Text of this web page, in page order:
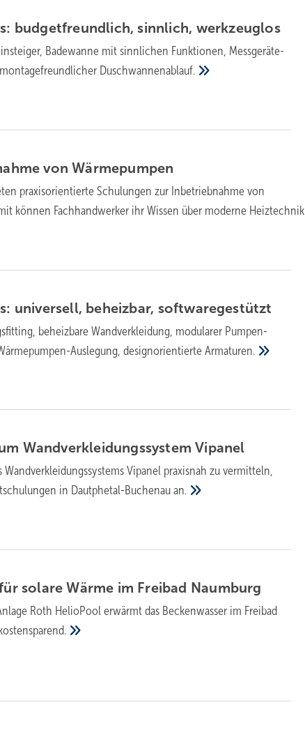
budget­freund­lich, sinn­lich, werk­zeuglos
Bade­wanne mit sinn­li­chen Funk­tio­nen, Mess­ge­rä­te­
Dusch­wan­nen­ab­lauf.
vonWär­me­pum­pen
praxisorientierte Schulungen zur Inbetriebnahme von
können Fachhandwerker ihr Wissen über moderne Heiztechnik
uni­ver­sell, be­heiz­bar, soft­ware­ge­stützt
beheizbare Wandverkleidung, modularer Pumpen-
Aus­le­gung, de­sign­ori­en­tier­teAr­ma­tu­ren.
Wand­ver­klei­dungs­sys­temVi­pa­nel
Wandverkleidungssystems Vipanel praxisnah zu vermitteln,
in Dautphetal-Buchenauan.
so­la­re Wär­me im Frei­bad Naum­burg
Roth HelioPool erwärmt das Beckenwasser im Freibad
kostensparend.